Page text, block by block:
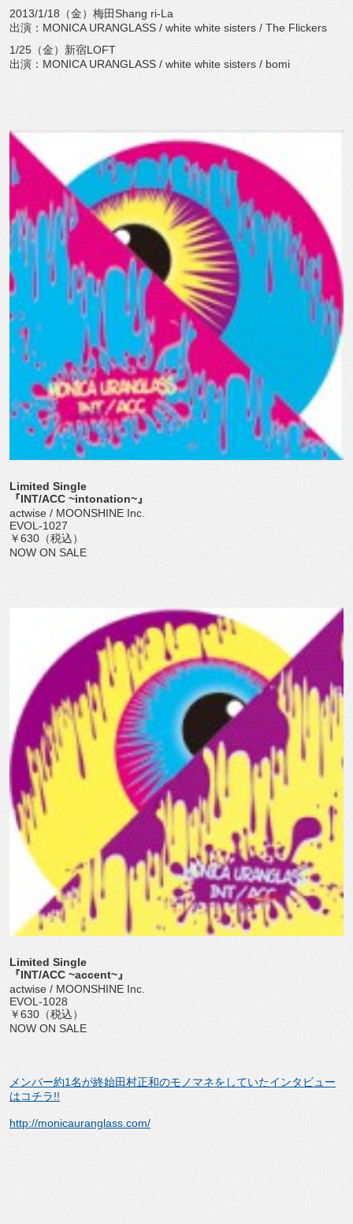
2013/1/18（金）梅田Shang ri-La
出演：MONICA URANGLASS / white white sisters / The Flickers
1/25（金）新宿LOFT
出演：MONICA URANGLASS / white white sisters / bomi
Limited Single
『INT/ACC ~intonation~』
actwise / MOONSHINE Inc.
EVOL-1027
￥630（税込）
NOW ON SALE
Limited Single
『INT/ACC ~accent~』
actwise / MOONSHINE Inc.
EVOL-1028
￥630（税込）
NOW ON SALE
メンバー約1名が終始田村正和のモノマネをしていたインタビュー
はコチラ!!
http://monicauranglass.com/